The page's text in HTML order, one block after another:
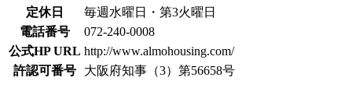
定休日
毎週水曜日・第3火曜日
電話番号
072-240-0008
公式HP URL http://www.almohousing.com/
許認可番号
大阪府知事（3）第56658号